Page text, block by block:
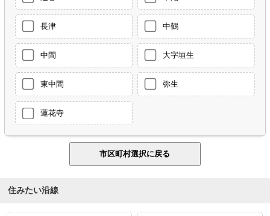
長津 中鶴
中間 大字垣生
東中間 弥生
蓮花寺
住みたい沿線